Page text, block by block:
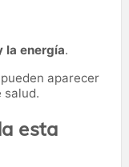
la energía.
aparecer
salud.
esta